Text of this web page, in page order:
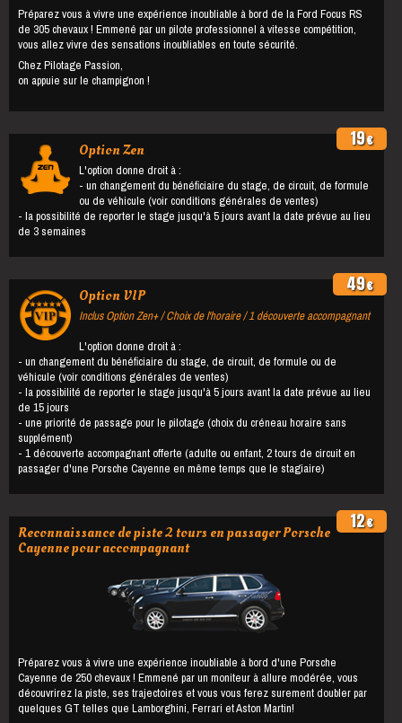
Préparez vous à vivre une expérience inoubliable à bord de la Ford Focus RS
de 305 chevaux ! Emmené par un pilote professionnel à vitesse compétition,
vous allez vivre des sensations inoubliables en toute sécurité.
Chez Pilotage Passion,
on appuie sur le champignon !
Option Zen
19€
L'option donne droit à :
- un changement du bénéficiaire du stage, de circuit, de formule
ou de véhicule (voir conditions générales de ventes)
- la possibilité de reporter le stage jusqu'à 5 jours avant la date prévue au lieu
de 3 semaines
Option VIP
49€
Inclus Option Zen+ / Choix de l'horaire / 1 découverte accompagnant
L'option donne droit à :
- un changement du bénéficiaire du stage, de circuit, de formule ou de
véhicule (voir conditions générales de ventes)
- la possibilité de reporter le stage jusqu'à 5 jours avant la date prévue au lieu
de 15 jours
- une priorité de passage pour le pilotage (choix du créneau horaire sans
supplément)
- 1 découverte accompagnant offerte (adulte ou enfant, 2 tours de circuit en
passager d'une Porsche Cayenne en même temps que le stagiaire)
Reconnaissance de piste 2 tours en passager Porsche
Cayenne pour accompagnant
12€
Préparez vous à vivre une expérience inoubliable à bord d'une Porsche
Cayenne de 250 chevaux ! Emmené par un moniteur à allure modérée, vous
découvrirez la piste, ses trajectoires et vous vous ferez surement doubler par
quelques GT telles que Lamborghini, Ferrari et Aston Martin!